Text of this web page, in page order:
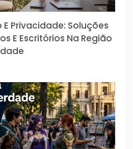
Privacidade: Soluções
E Escritórios Na Região